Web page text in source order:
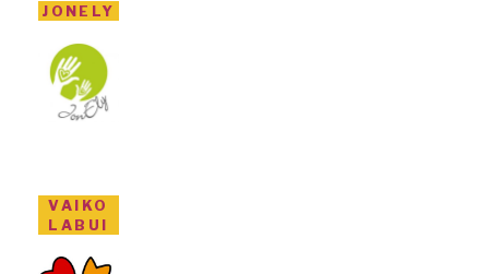
JONELY
VAIKO
LABUI